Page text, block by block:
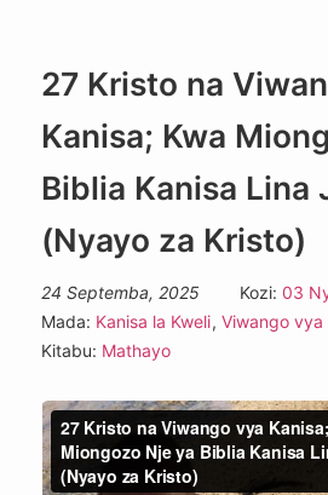
27 Kristo na
Kanisa; Kwa
Biblia Kanisa Lina
(Nyayo za Kristo)
24 Septemba, 2025 Kozi: 03
Mada: Kanisa la Kweli, Viwango vya
Kitabu: Mathayo